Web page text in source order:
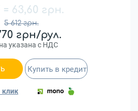
5 612 грн.
грн/рул.
указана с НДС
= 63,60 грн.
клик
Купить в кредит